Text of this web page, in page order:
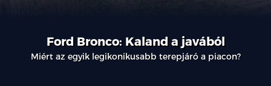
Ford Bronco: Kaland a javából
Miért az egyik legikonikusabb terepjáró a piacon?